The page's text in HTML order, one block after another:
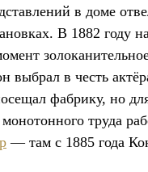
в доме
В 1882 году
выбрал в честь
фабрику, но
труда
— там с 1885 года